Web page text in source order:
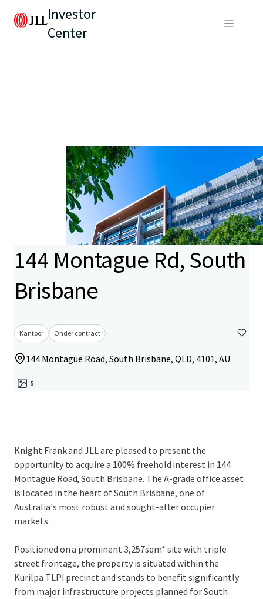
Investor
Center
144 Montague Rd, South
Brisbane
Kantoor Onder contract
144 Montague Road, South Brisbane, QLD, 4101, AU
5
Knight Frank and JLL are pleased to present the
opportunity to acquire a 100% freehold interest in 144
Montague Road, South Brisbane. The A-grade office asset
is located in the heart of South Brisbane, one of
Australia's most robust and sought-after occupier
markets.
Positioned on a prominent 3,257sqm* site with triple
street frontage, the property is situated within the
Kurilpa TLPI precinct and stands to benefit significantly
from major infrastructure projects planned for South